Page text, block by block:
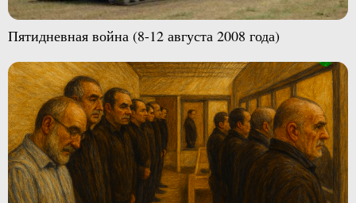
Пятидневная война (8-12 августа 2008 года)